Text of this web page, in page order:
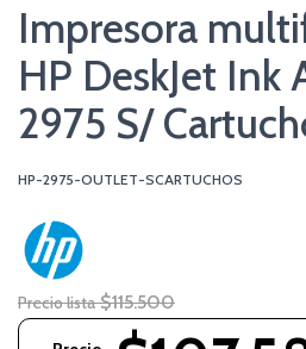
Impresora
HP DeskJet Ink
2975 S/
HP-2975-OUTLET-SCARTUCHOS
Precio lista $115.500